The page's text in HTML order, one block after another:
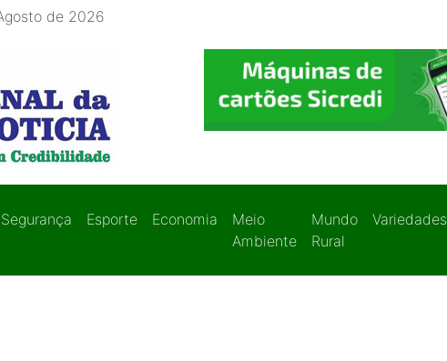
de 2026
Segurança Esporte Economia
Meio
Ambiente
Mundo
Rural
Variedades